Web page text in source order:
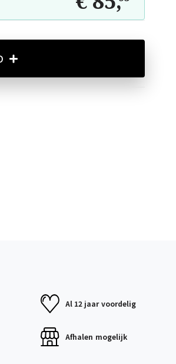
Al 12 jaar voordelig
Afhalen mogelijk